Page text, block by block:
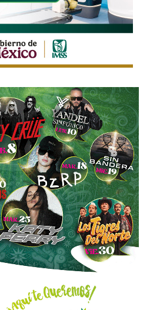
Ayuntamiento- pero en los
autos voladores,en ninguno de
vehículo estaba por debajo
parte de lasautoridades
anunciaron a tiempo el tope
que ya estaba listo el muro
por parte de estas mismas
o rescatar las señales que
la ciudad, están mal pintadas,
tapadas por árboles